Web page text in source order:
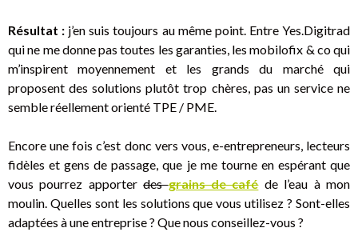
Résultat : j’en suis toujours au même point. Entre Yes.Digitrad
qui ne me donne pas toutes les garanties, les mobilofix & co qui
m’inspirent moyennement et les grands du marché qui
proposent des solutions plutôt trop chères, pas un service ne
semble réellement orienté TPE / PME.
Encore une fois c’est donc vers vous, e-entrepreneurs, lecteurs
fidèles et gens de passage, que je me tourne en espérant que
vous pourrez apporterdesgrains de caféde l’eau à mon
moulin. Quelles sont les solutions que vous utilisez ? Sont-elles
adaptées à une entreprise ? Que nous conseillez-vous ?